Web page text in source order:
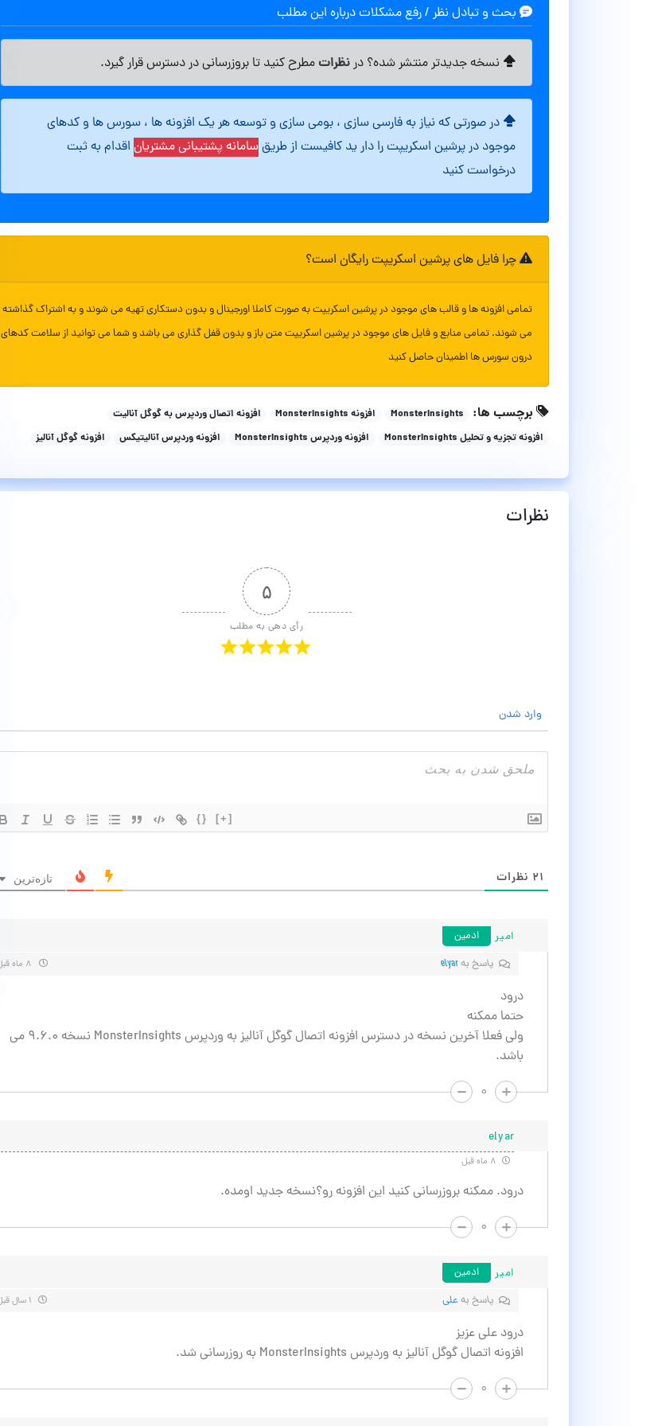
بحث و تبادل نظر / رفع مشکلات درباره این مطلب
نسخه جدیدتر منتشر شده؟ درنظراتمطرح کنید تا بروزرسانی در دسترس قرار گیرد.
در صورتی که نیاز به فارسی سازی ، بومی سازی و توسعه هر یک افزونه ها ، سورس ها و کدهای
موجود در پرشین اسکریپت را دار ید کافیست از طریقسامانه پشتیبانی مشتریان اقدام به ثبت
درخواست کنید
چرا فایل های پرشین اسکریپت رایگان است؟
تمامی افزونه ها و قالب های موجود در پرشین اسکریپت به صورت کاملا اورجینال و بدون دستکاری تهیه می شوند و به اشتراک گذاشته
می شوند. تمامی منابع و فایل های موجود در پرشین اسکریپت متن باز و بدون قفل گذاری می باشد و شما می توانید از سلامت کدهای
درون سورس ها اطمینان حاصل کنید
برچسب ها: MonsterInsights افزونه MonsterInsights
افزونه اتصال وردپرس به گوگل آنالیت
افزونه تجزیه و تحلیل MonsterInsights
افزونه وردپرس MonsterInsights افزونه وردپرس آنالیتیکس افزونه گوگل آنالیز
نظرات
۵
رأی دهی به مطلب
وارد شدن
{} [+]
۲۱ نظرات تازه‌ترین
امیر
ادمین
پاسخ بهelyar
درود
حتما ممکنه
ولی فعلا آخرین نسخه در دسترس افزونه اتصال گوگل آنالیز به وردپرس MonsterInsights نسخه 9.6.0 می
باشد.
۰
elyar
درود. ممکنه بروزرسانی کنید این افزونه رو؟‌نسخه جدید اومده.
۰
امیر
ادمین
پاسخ بهعلی
درود علی عزیز
افزونه اتصال گوگل آنالیز به وردپرس MonsterInsights به روزرسانی شد.
۰